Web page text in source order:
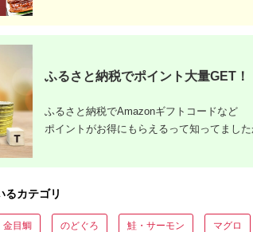
県吉田町のふるさと納
ご紹介
ふるさと納税でポイント大量GET！
ふるさと納税でAmazonギフトコードなど
ポイントがお得にもらえるって知ってました
るカテゴリ
金目鯛 のどぐろ 鮭・サーモン マグロ